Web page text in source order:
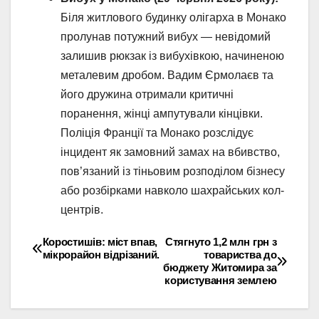
Біля житлового будинку олігарха в Монако
пролунав потужний вибух — невідомий
залишив рюкзак із вибухівкою, начиненою
металевим дробом. Вадим Єрмолаєв та
його дружина отримали критичні
поранення, жінці ампутували кінцівки.
Поліція Франції та Монако розслідує
інцидент як замовний замах на вбивство,
пов’язаний із тіньовим розподілом бізнесу
або розбірками навколо шахрайських кол-
центрів.
Навігація
Стягнуто 1,2 млн грн з
товариства до
бюджету Житомира за
користування землею
Коростишів: міст впав,
мікрорайон відрізаний.